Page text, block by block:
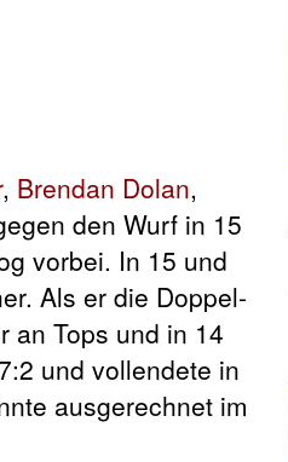
, Brendan Dolan,
den Wurf in 15
vorbei. In 15 und
Als er die Doppel-
an Tops und in 14
und vollendete in
ausgerechnet im